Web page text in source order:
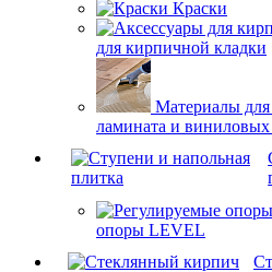
Краски
для кирпичной кладки
Материалы для
ламината и
опоры LEVEL